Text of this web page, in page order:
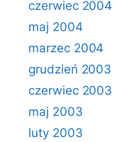
czerwiec 2004
maj 2004
marzec 2004
grudzień 2003
czerwiec 2003
maj 2003
luty 2003